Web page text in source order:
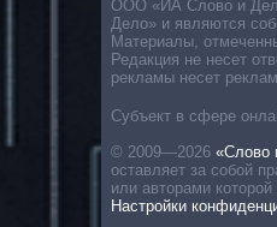
Субъект в сфере
© 2009—2026 «Слово
оставляет за собой
или авторами
Настройки
ООО «ИА Слово и
Дело» и являются
Материалы,
Редакция не несет
рекламы несет